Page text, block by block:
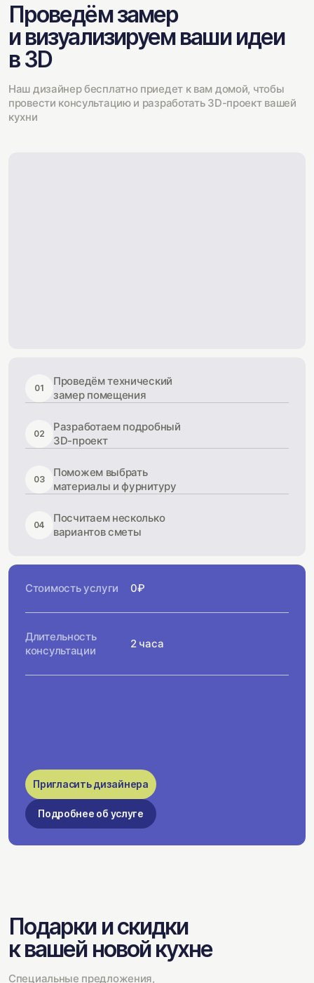
Проведём замер
и визуализируем ваши идеи
в 3D
Наш дизайнер бесплатно приедет к вам домой, чтобы
провести консультацию и разработать 3D-проект вашей
кухни
01
Проведём технический
замер помещения
02
Разработаем подробный
3D-проект
03
Поможем выбрать
материалы и фурнитуру
04
Посчитаем несколько
вариантов сметы
Стоимость услуги 0₽
Длительность
консультации
2 часа
Пригласить дизайнера
Подробнее об услуге
Подарки и скидки
к вашей новой кухне
Специальные предложения,